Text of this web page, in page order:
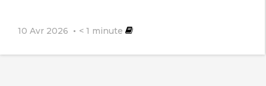
10 Avr 2026 < 1 minute